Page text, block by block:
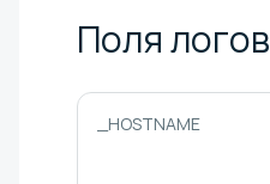
Полялогов
_HOSTNAME